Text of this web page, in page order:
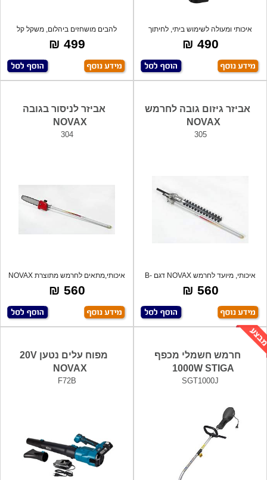
איכותי ומעולה לשימוש ביתי, לחיתוך
ענפים.
490 ₪
להבים מושחזים ביהלום, משקל קל
במיוחד לנו
499 ₪
אביזר גיזום גובה לחרמש
NOVAX
305
איכותי, מיועד לחרמש NOVAX דגם B-
260 ,מתכ
560 ₪
אביזר לניסור בגובה
NOVAX
304
איכותי,מתאים לחרמש מתוצרת NOVAX
מדגם B
560 ₪
חרמש חשמלי מכפף
1000W STIGA
SGT1000J
מפוח עלים נטען 20V
NOVAX
F72B